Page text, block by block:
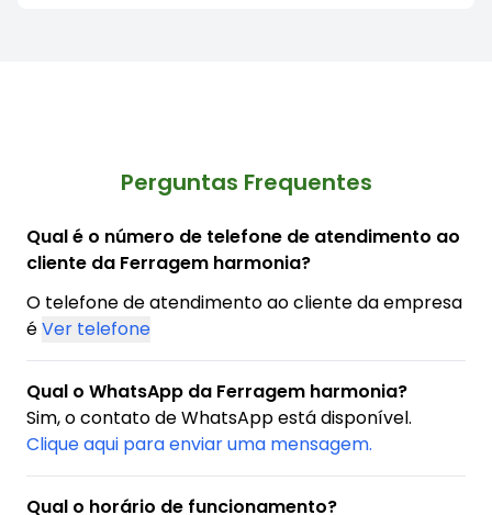
Perguntas Frequentes
Qual é o número de telefone de atendimento ao
cliente da Ferragem harmonia?
O telefone de atendimento ao cliente da empresa
éVer telefone
Qual o WhatsApp da Ferragem harmonia?
Sim, o contato de WhatsApp está disponível.
Clique aqui para enviar uma mensagem.
Qual o horário de funcionamento?